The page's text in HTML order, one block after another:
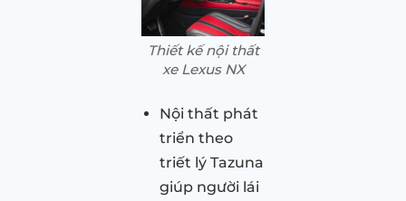
Thiết kế nội thất
xe Lexus NX
Nội thất phát
triển theo
triết lý Tazuna
giúp người lái